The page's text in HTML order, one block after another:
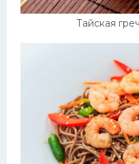
Тайская